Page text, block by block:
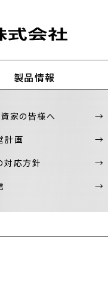
製品情報
家の皆様へ
計画
対応方針